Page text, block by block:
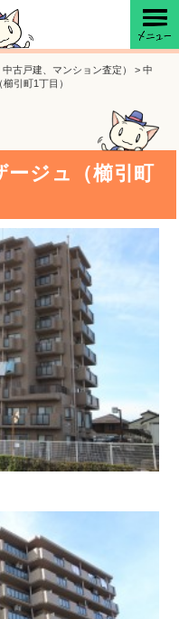
古戸建、マンション査定） >中
引町1丁目）
ージュ（櫛引町